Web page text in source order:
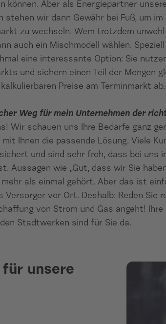
können. Aber als Energiepartner
stehen wir dann Gewähr bei Fuß, um im
zu wechseln. Wem trotzdem
auch ein Mischmodell wählen.
eine interessante Option: Sie
und sichern einen Teil der Mengen
Preise am Terminmarkt ab.
Weg für mein Unternehmen der
Wir schauen uns Ihre Bedarfe ganz
Ihnen die passende Lösung. Viele
und sind sehr froh, dass bei uns
Aussagen wie „Gut, dass wir Sie
als einmal gehört. Aber das ist
Versorger vor Ort. Deshalb: Reden Sie
von Strom und Gas angeht! Ihre
Stadtwerken sind für Sie da.
unsere